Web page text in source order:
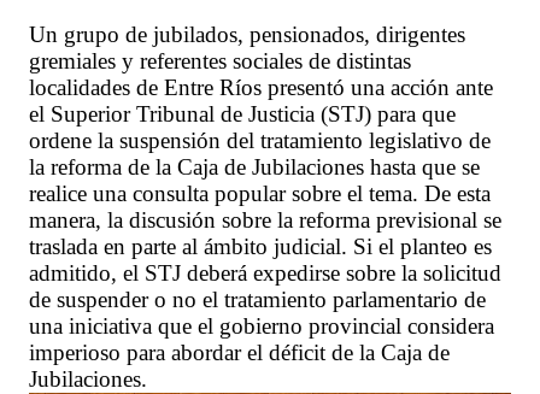
Un grupo de jubilados, pensionados, dirigentes
gremiales y referentes sociales de distintas
localidades de Entre Ríos presentó una acción ante
el Superior Tribunal de Justicia (STJ) para que
ordene la suspensión del tratamiento legislativo de
la reforma de la Caja de Jubilaciones hasta que se
realice una consulta popular sobre el tema. De esta
manera, la discusión sobre la reforma previsional se
traslada en parte al ámbito judicial. Si el planteo es
admitido, el STJ deberá expedirse sobre la solicitud
de suspender o no el tratamiento parlamentario de
una iniciativa que el gobierno provincial considera
imperioso para abordar el déficit de la Caja de
Jubilaciones.